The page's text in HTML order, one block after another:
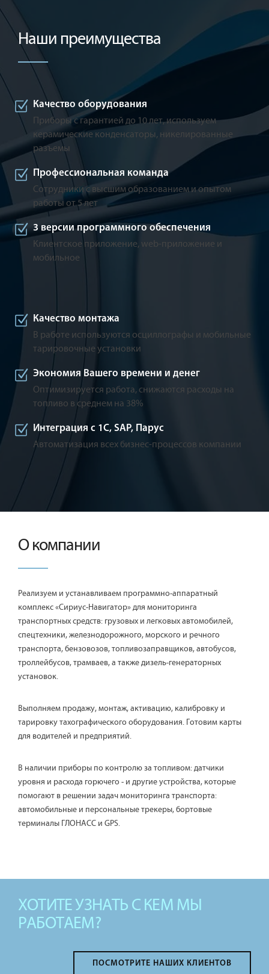
Наши преимущества
Качество оборудования
Приборы с гарантией до 10 лет, используем
керамические конденсаторы, никелированные
разъемы
Профессиональная команда
Сотрудники с высшим образованием и опытом
работы от 5 лет
3 версии программного обеспечения
Клиентское приложение, web-приложение и
мобильное
Качество монтажа
В работе используются осциллографы и мобильные
тарировочные установки
Экономия Вашего времени и денег
Оптимизируется работа, снижаются расходы на
топливо в среднем на 38%
Интеграция с 1С, SAP, Парус
Автоматизация всех бизнес-процессов компании
О компании
Реализуем и устанавливаем программно-аппаратный
комплекс «Сириус-Навигатор» для мониторинга
транспортных средств: грузовых и легковых автомобилей,
спецтехники, железнодорожного, морского и речного
транспорта, бензовозов, топливозаправщиков, автобусов,
троллейбусов, трамваев, а также дизель-генераторных
установок.
Выполняем продажу, монтаж, активацию, калибровку и
тарировку тахографического оборудования. Готовим карты
для водителей и предприятий.
В наличии приборы по контролю за топливом: датчики
уровня и расхода горючего - и другие устройства, которые
помогают в решении задач мониторинга транспорта:
автомобильные и персональные трекеры, бортовые
терминалы ГЛОНАСС и GPS.
ХОТИТЕ УЗНАТЬ С КЕМ МЫ
РАБОТАЕМ?
ПОСМОТРИТЕ НАШИХ КЛИЕНТОВ